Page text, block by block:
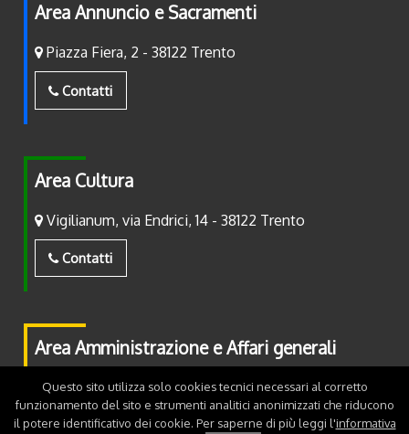
Area Annuncio e Sacramenti
Piazza Fiera, 2 - 38122 Trento
Contatti
Area Cultura
Vigilianum, via Endrici, 14 - 38122 Trento
Contatti
Area Amministrazione e Affari generali
Piazza Fiera, 2 - 38122 Trento
Contatti
Questo sito utilizza solo cookies tecnici necessari al corretto
funzionamento del sito e strumenti analitici anonimizzati che riducono
il potere identificativo dei cookie. Per saperne di più leggi l'informativa